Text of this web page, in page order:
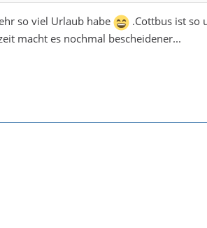
so viel Urlaub habe
.Cottbus ist so
macht es nochmal bescheidener...